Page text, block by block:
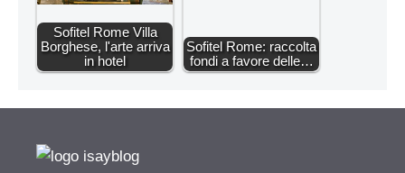
Sofitel Rome Villa
Borghese, l'arte arriva
in hotel
Sofitel Rome: raccolta
fondi a favore delle…